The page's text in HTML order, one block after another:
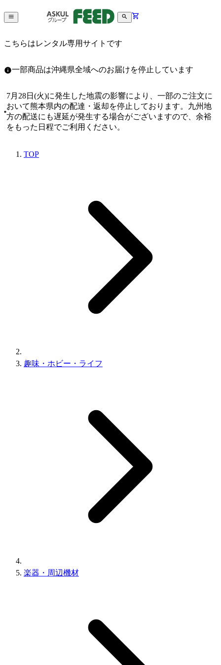
こちらはレンタル専用サイトです
一部商品は沖縄県全域へのお届けを停止しています
7月28日(火)に発生した地震の影響により、一部のご注文に
おいて熊本県内の配達・返却を停止しております。九州地
方の配送にも遅延が発生する場合がございますので、余裕
をもった日程でご利用ください。
TOP
趣味・ホビー・ライフ
楽器・周辺機材